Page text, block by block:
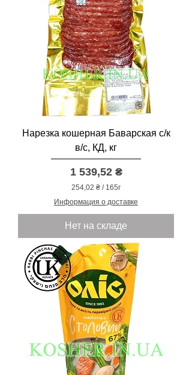
Нарезка кошерная Баварская с/к
в/с, КД, кг
Цена
1 539,52 ₴
254,02 ₴ / 165г
5
4
,
2
з
а
1
6
5
Г
р
а
м
м
ы
Информация о доставке
Нет на складе